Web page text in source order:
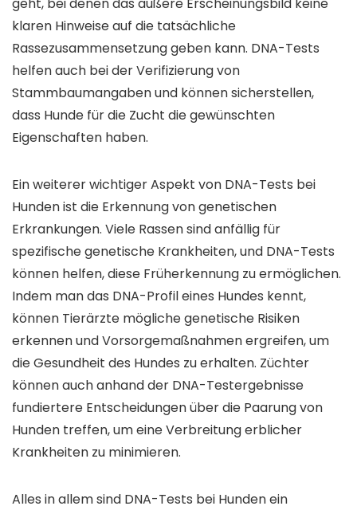
geht, bei denen das äußere Erscheinungsbild keine
klaren Hinweise auf die tatsächliche
Rassezusammensetzung geben kann. DNA-Tests
helfen auch bei der Verifizierung von
Stammbaumangaben und können sicherstellen,
dass Hunde für die Zucht die gewünschten
Eigenschaften haben.
Ein weiterer wichtiger Aspekt von DNA-Tests bei
Hunden ist die Erkennung von genetischen
Erkrankungen. Viele Rassen sind anfällig für
spezifische genetische Krankheiten, und DNA-Tests
können helfen, diese Früherkennung zu ermöglichen.
Indem man das DNA-Profil eines Hundes kennt,
können Tierärzte mögliche genetische Risiken
erkennen und Vorsorgemaßnahmen ergreifen, um
die Gesundheit des Hundes zu erhalten. Züchter
können auch anhand der DNA-Testergebnisse
fundiertere Entscheidungen über die Paarung von
Hunden treffen, um eine Verbreitung erblicher
Krankheiten zu minimieren.
Alles in allem sind DNA-Tests bei Hunden ein